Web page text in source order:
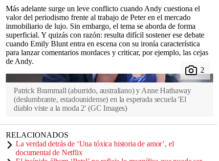
Más adelante surge un leve conflicto cuando Andy cuestiona el
valor del periodismo frente al trabajo de Peter en el mercado
inmobiliario de lujo. Sin embargo, el tema se aborda de forma
superficial. Y quizás con razón: resulta difícil sostener ese debate
cuando Emily Blunt entra en escena con su ironía característica
para lanzar comentarios mordaces y criticar, por ejemplo, las cejas
de Andy.
Patrick Brammall (aburrido, australiano) y Anne Hathaway
(deslumbrante, estadounidense) en la esperada secuela 'El
diablo viste a la moda 2' (GC Images)
RELACIONADOS
La verdad detrás de ‘Una tóxica historia de amor’, el
documental de Netflix